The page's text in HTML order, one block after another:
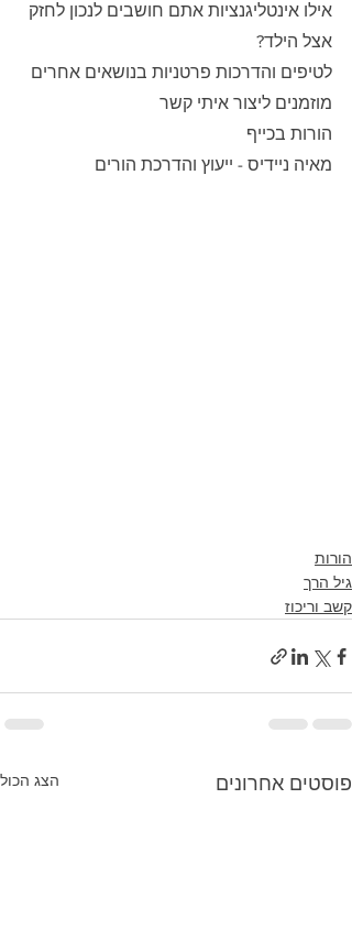
אילו אינטליגנציות אתם חושבים לנכון לחזק
אצל הילד?
לטיפים והדרכות פרטניות בנושאים אחרים
מוזמנים ליצור איתי קשר
הורות בכייף
מאיה ניידיס - ייעוץ והדרכת הורים
הורות
גיל הרך
קשב וריכוז
פוסטים אחרונים הצג הכול